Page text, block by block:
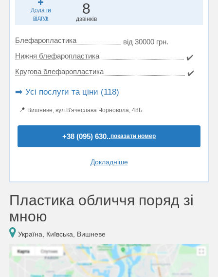
Додати
відгук
8
дзвінків
Блефаропластика
від 30000 грн.
Нижня блефаропластика
✔️
Кругова блефаропластика
✔️
➡️ Усі послуги та ціни (118)
📍 Вишневе, вул.В'ячеслава Чорновола, 48Б
+38 (095) 630..показати номер
Докладніше
Пластика обличчя поряд зі
мною
Україна, Київська, Вишневе